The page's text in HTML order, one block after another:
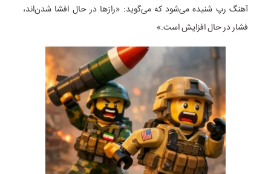
آهنگ رپ شنیده می‌شود که می‌گوید: «رازها در حال افشا شدن‌اند،
فشار در حال افزایش است.»